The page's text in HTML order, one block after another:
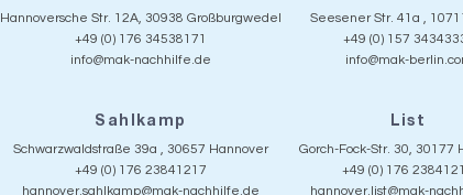
Hannoversche Str. 12A, 30938 Großburgwedel
+49 (0) 176 34538171
info@mak-nachhilfe.de
Seesener Str. 41a ,
+49 (0) 157
info@mak-
Sahlkamp
Schwarzwaldstraße 39a , 30657 Hannover
+49 (0) 176 23841217
hannover.sahlkamp@mak-nachhilfe.de
List
Gorch-Fock-Str. 30, 30177
+49 (0) 176
hannover.list@mak-